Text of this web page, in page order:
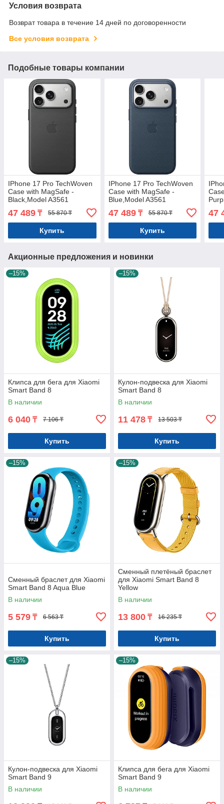
Условия возврата
Возврат товара в течение 14 дней по договоренности
Все условия возврата
Подобные товары компании
IPhone 17 Pro TechWoven
Case with MagSafe -
Black,Model A3561
47 489 ₸ 55 870 ₸
Купить
IPhone 17 Pro TechWoven
Case with MagSafe -
Blue,Model A3561
47 489₸ 55 870 ₸
Купить
47
Акционные предложения и новинки
–15%
Клипса для бега для Xiaomi
Smart Band 8
В наличии
6 040 ₸ 7 106 ₸
Купить
–15%
Кулон-подвеска для Xiaomi
Smart Band 8
В наличии
11 478 ₸ 13 503 ₸
Купить
–15%
Сменный браслет для Xiaomi
Smart Band 8 Aqua Blue
В наличии
5 579 ₸ 6 563 ₸
Купить
–15%
Сменный плетёный браслет
для Xiaomi Smart Band 8
Yellow
В наличии
13 800 ₸ 16 235 ₸
Купить
–15%
Кулон-подвеска для Xiaomi
Smart Band 9
В наличии
–15%
Клипса для бега для Xiaomi
Smart Band 9
В наличии